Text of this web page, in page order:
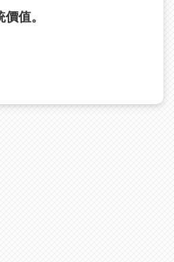
值。